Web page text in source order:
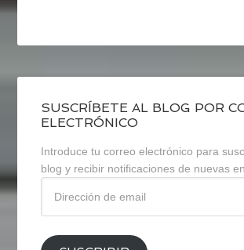
SUSCRÍBETE AL BLOG POR
ELECTRÓNICO
Introduce tu correo electrónico para
blog y recibir notificaciones de nuevas
email